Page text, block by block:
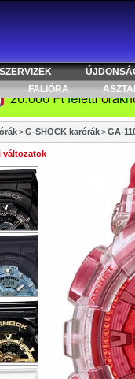
SZERVIZEK
FALIÓRA
> G-SHOCK karórák > GA-
változatok